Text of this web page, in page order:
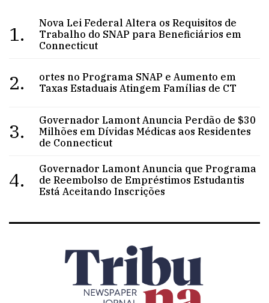
1.
Nova Lei Federal Altera os Requisitos de
Trabalho do SNAP para Beneficiários em
Connecticut
2.
ortes no Programa SNAP e Aumento em
Taxas Estaduais Atingem Famílias de CT
3.
Governador Lamont Anuncia Perdão de $30
Milhões em Dívidas Médicas aos Residentes
de Connecticut
4.
Governador Lamont Anuncia que Programa
de Reembolso de Empréstimos Estudantis
Está Aceitando Inscrições